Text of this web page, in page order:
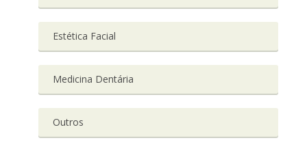
Estética Facial
Medicina Dentária
Outros